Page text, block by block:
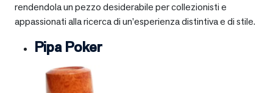
rendendola un pezzo desiderabile per collezionisti e
appassionati alla ricerca di un’esperienza distintiva e di stile.
Pipa Poker